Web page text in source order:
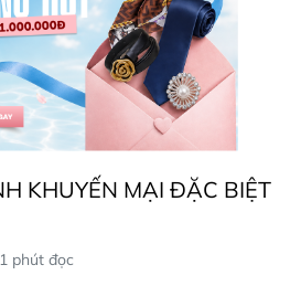
KHUYẾN MẠI ĐẶC BIỆT
1 phút đọc